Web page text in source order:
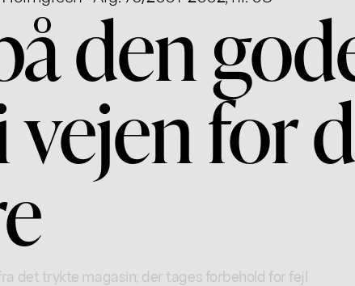
den
vejen for
det trykte magasin; der tages forbehold for fejl